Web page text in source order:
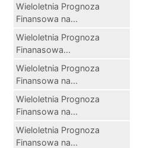
Wieloletnia Prognoza
Finansowa na...
Wieloletnia Prognoza
Finanasowa...
Wieloletnia Prognoza
Finansowa na...
Wieloletnia Prognoza
Finansowa na...
Wieloletnia Prognoza
Finansowa na...